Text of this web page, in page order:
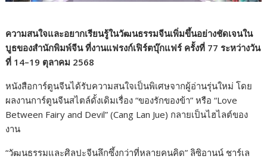
ความสนใจและอยากเรียนรู้ในวัฒนธรรมจีนเพิ่มขึ้นอย่างชัดเจนใน
บูธของสำนักพิมพ์จีน ที่งานแฟรงก์เฟิร์ตบุ๊กแฟร์ ครั้งที่ 77 ระหว่างวัน
ที่ 14–19 ตุลาคม 2568
หนังสือการ์ตูนจีนได้รับความสนใจเป็นพิเศษจากผู้อ่านรุ่นใหม่ โดย
ผลงานการ์ตูนจีนสไตล์ดั้งเดิมเรื่อง “ของรักของข้า” หรือ “Love
Between Fairy and Devil” (Cang Lan Jue) กลายเป็นไฮไลต์ของ
งาน
“วัฒนธรรมและศิลปะจีนลึกซึ้งกว่าที่หลายคนคิด” ลิซิอานน์ ชาร์เล